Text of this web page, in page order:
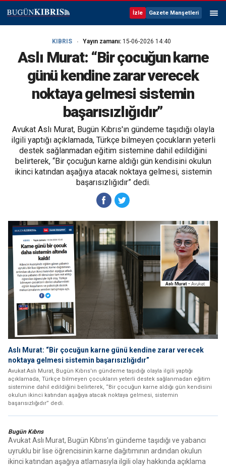
İzle Gazete Manşetleri
KIBRIS Yayın zamanı: 15-06-2026 14:40
Aslı Murat: “Bir çocuğun karne
günü kendine zarar verecek
noktaya gelmesi sistemin
başarısızlığıdır”
Avukat Aslı Murat, Bugün Kıbrıs'ın gündeme taşıdığı olayla
ilgili yaptığı açıklamada, Türkçe bilmeyen çocukların yeterli
destek sağlanmadan eğitim sistemine dahil edildiğini
belirterek, “Bir çocuğun karne aldığı gün kendisini okulun
ikinci katından aşağıya atacak noktaya gelmesi, sistemin
başarısızlığıdır” dedi.
Aslı Murat: “Bir çocuğun karne günü kendine zarar verecek
noktaya gelmesi sistemin başarısızlığıdır”
Avukat Aslı Murat, Bugün Kıbrıs'ın gündeme taşıdığı olayla ilgili yaptığı
açıklamada, Türkçe bilmeyen çocukların yeterli destek sağlanmadan eğitim
sistemine dahil edildiğini belirterek, “Bir çocuğun karne aldığı gün kendisini
okulun ikinci katından aşağıya atacak noktaya gelmesi, sistemin
başarısızlığıdır” dedi.
Bugün Kıbrıs
Avukat Aslı Murat, Bugün Kıbrıs’ın gündeme taşıdığı ve yabancı
uyruklu bir lise öğrencisinin karne dağıtımının ardından okulun
ikinci katından aşağıya atlamasıyla ilgili olay hakkında açıklama